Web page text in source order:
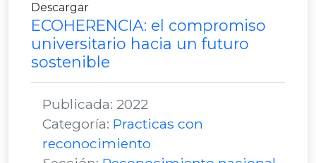
Descargar
ECOHERENCIA: el compromiso
universitario hacia un futuro
sostenible
Publicada: 2022
Categoría: Practicas con
reconocimiento